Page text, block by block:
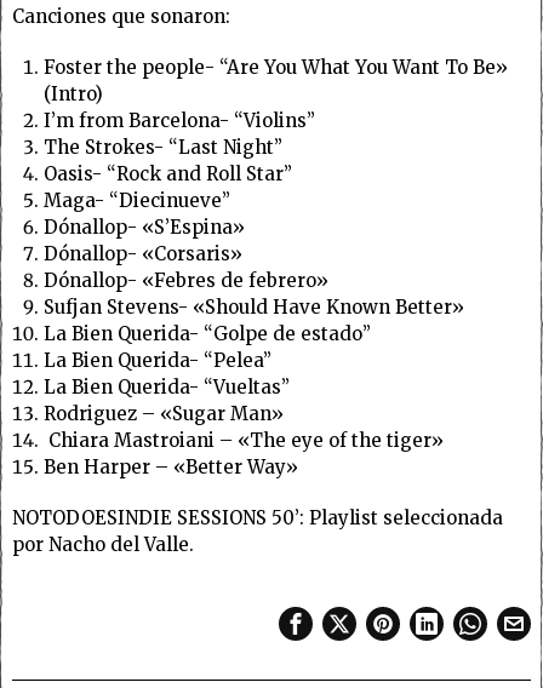
Canciones que sonaron:
Foster the people- “Are You What You Want To Be»
(Intro)
I’m from Barcelona- “Violins”
The Strokes- “Last Night”
Oasis- “Rock and Roll Star”
Maga- “Diecinueve”
Dónallop- «S’Espina»
Dónallop- «Corsaris»
Dónallop- «Febres de febrero»
Sufjan Stevens- «Should Have Known Better»
La Bien Querida- “Golpe de estado”
La Bien Querida- “Pelea”
La Bien Querida- “Vueltas”
Rodriguez – «Sugar Man»
Chiara Mastroiani – «The eye of the tiger»
Ben Harper – «Better Way»
NOTODOESINDIE SESSIONS 50’: Playlist seleccionada
por Nacho del Valle.